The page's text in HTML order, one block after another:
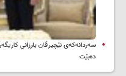
سه‌ردانه‌کەی نێچیرڤان بارزانی
ده‌بێت